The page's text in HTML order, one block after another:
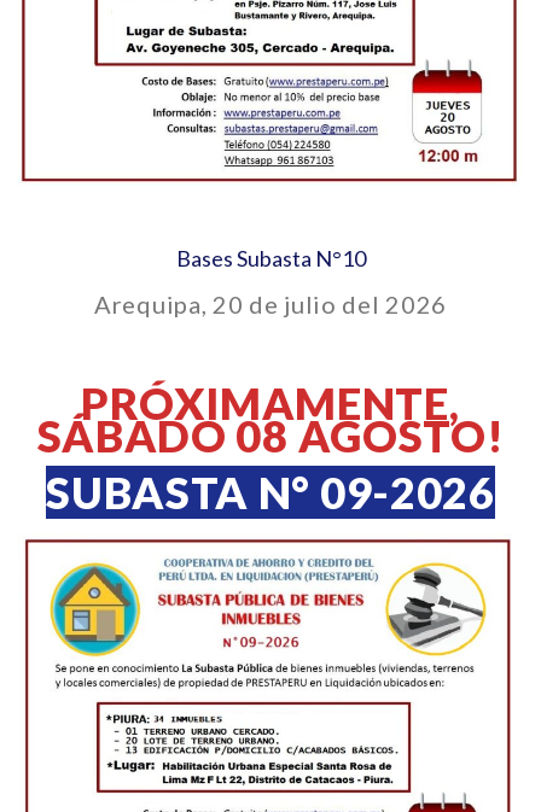
Bases Subasta N°10
Arequipa, 20 de julio del 2026
PRÓXIMAMENTE,
SÁBADO 08 AGOSTO!
SUBASTA N° 09-2026